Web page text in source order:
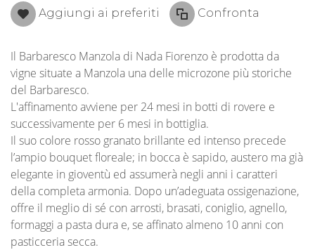
Aggiungi ai preferiti Confronta
Il Barbaresco Manzola di Nada Fiorenzo è prodotta da
vigne situate a Manzola una delle microzone più storiche
del Barbaresco.
L'affinamento avviene per 24 mesi in botti di rovere e
successivamente per 6 mesi in bottiglia.
Il suo colore rosso granato brillante ed intenso precede
l’ampio bouquet floreale; in bocca è sapido, austero ma già
elegante in gioventù ed assumerà negli anni i caratteri
della completa armonia. Dopo un’adeguata ossigenazione,
offre il meglio di sé con arrosti, brasati, coniglio, agnello,
formaggi a pasta dura e, se affinato almeno 10 anni con
pasticceria secca.